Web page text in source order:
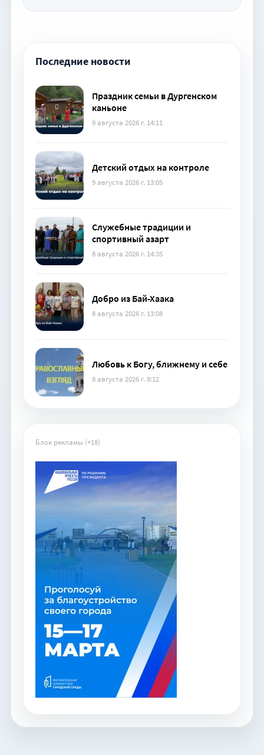
Последние новости
Праздник семьи в Дургенском
каньоне
9 августа 2026 г. 14:11
Детский отдых на контроле
9 августа 2026 г. 13:05
Служебные традиции и
спортивный азарт
8 августа 2026 г. 14:35
Добро из Бай-Хаака
8 августа 2026 г. 13:08
Любовь к Богу, ближнему и себе
8 августа 2026 г. 8:12
Блок рекламы (+18)